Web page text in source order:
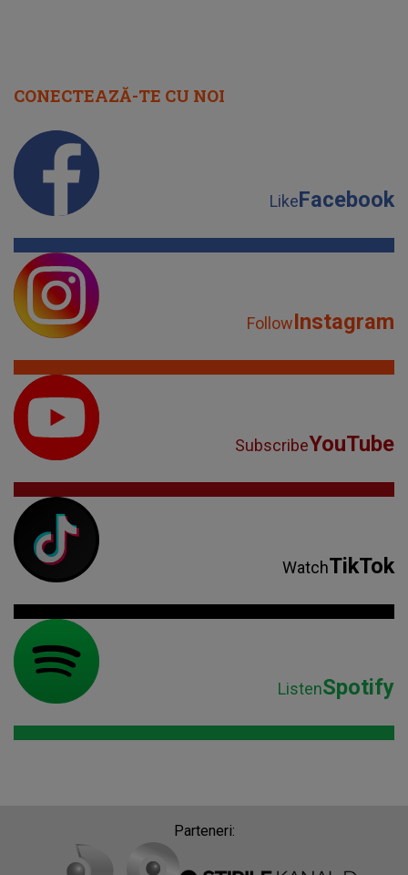
CONECTEAZĂ-TE CU NOI
LikeFacebook
FollowInstagram
SubscribeYouTube
WatchTikTok
ListenSpotify
Parteneri: